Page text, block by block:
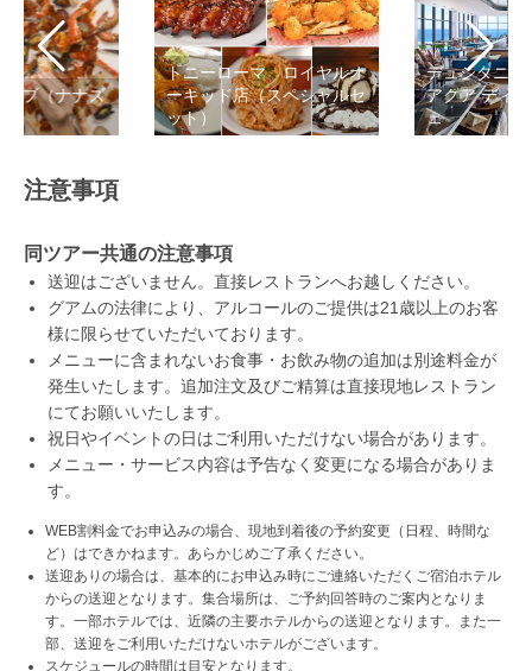
ラブ（ナナズ
トニーローマ ロイヤルオ
ーキッド店（スペシャルセ
ット）
デュシタニグ
アクア ディ
ェ
注意事項
同ツアー共通の注意事項
送迎はございません。直接レストランへお越しください。
グアムの法律により、アルコールのご提供は21歳以上のお客
様に限らせていただいております。
メニューに含まれないお食事・お飲み物の追加は別途料金が
発生いたします。追加注文及びご精算は直接現地レストラン
にてお願いいたします。
祝日やイベントの日はご利用いただけない場合があります。
メニュー・サービス内容は予告なく変更になる場合がありま
す。
WEB割料金でお申込みの場合、現地到着後の予約変更（日程、時間な
ど）はできかねます。あらかじめご了承ください。
送迎ありの場合は、基本的にお申込み時にご連絡いただくご宿泊ホテル
からの送迎となります。集合場所は、ご予約回答時のご案内となりま
す。一部ホテルでは、近隣の主要ホテルからの送迎となります。また一
部、送迎をご利用いただけないホテルがございます。
スケジュールの時間は目安となります。